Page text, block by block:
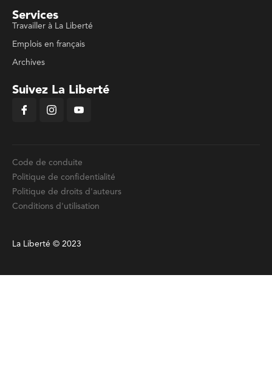
Services
Travailler à La Liberté
Emplois en français
Archives
Suivez La Liberté
Code de conduite
Politique de confidentialité
Politique de droits d'auteurs
Conditions d'utilisation
La Liberté © 2023